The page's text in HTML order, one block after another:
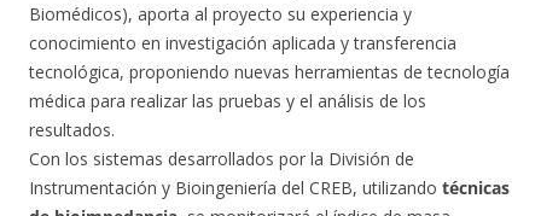
Biomédicos), aporta al proyecto su experiencia y
conocimiento en investigación aplicada y transferencia
tecnológica, proponiendo nuevas herramientas de tecnología
médica para realizar las pruebas y el análisis de los
resultados.
Con los sistemas desarrollados por la División de
Instrumentación y Bioingeniería del CREB, utilizando técnicas